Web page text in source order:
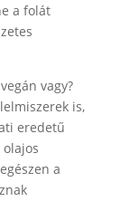
a folát
vagy?
is,
eredetű
a